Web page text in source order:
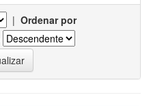
| Ordenar por